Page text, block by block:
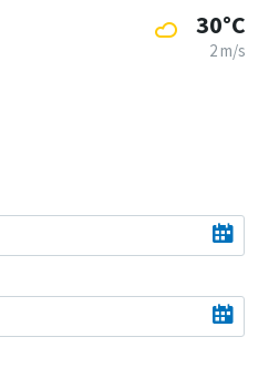
30°C
2 m/s